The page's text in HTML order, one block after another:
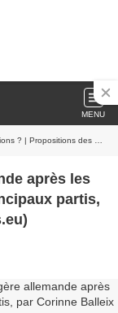
MENU
par Corinne Balleix (institutdelors.eu)
après les
partis,